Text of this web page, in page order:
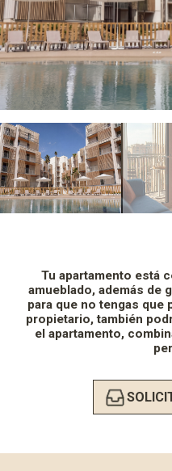
Tu apartamento está
amueblado, además de
para que no tengas que
propietario, también
el apartamento,